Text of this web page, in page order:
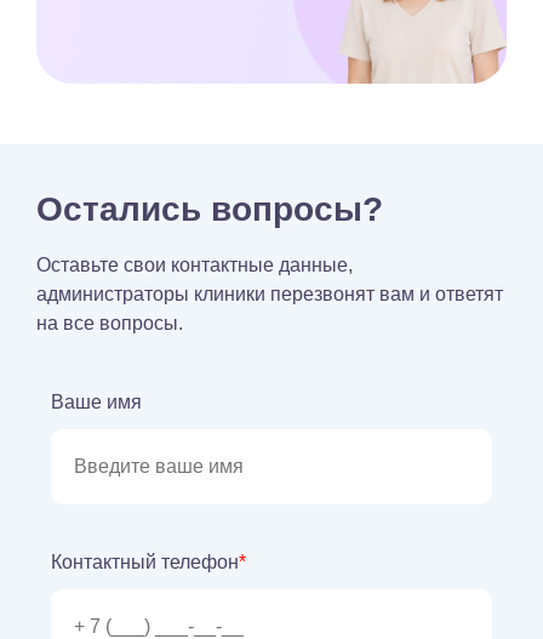
Остались вопросы?
Оставьте свои контактные данные,
администраторы клиники перезвонят вам и ответят
на все вопросы.
Ваше имя
Контактный телефон*